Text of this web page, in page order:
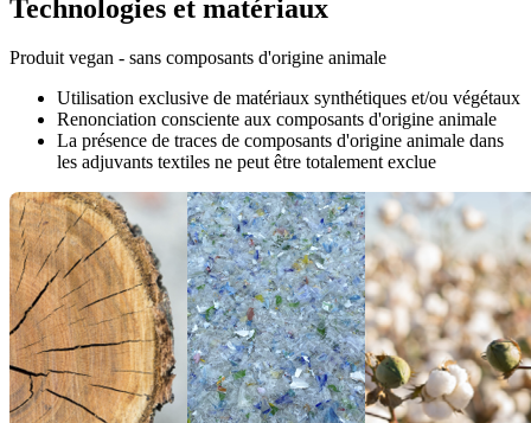
Technologies et matériaux
Produit vegan - sans composants d'origine animale
Utilisation exclusive de matériaux synthétiques et/ou végétaux
Renonciation consciente aux composants d'origine animale
La présence de traces de composants d'origine animale dans
les adjuvants textiles ne peut être totalement exclue